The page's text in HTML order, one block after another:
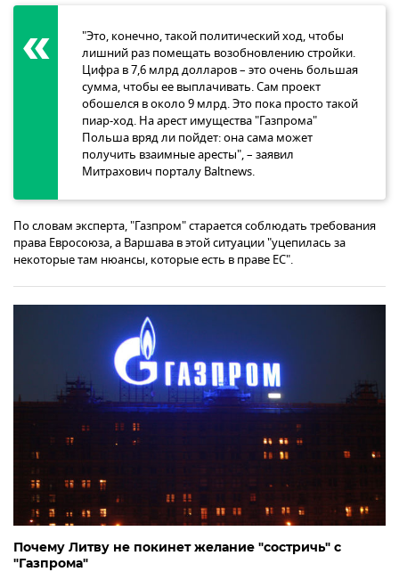
"Это, конечно, такой политический ход, чтобы
лишний раз помещать возобновлению стройки.
Цифра в 7,6 млрд долларов – это очень большая
сумма, чтобы ее выплачивать. Сам проект
обошелся в около 9 млрд. Это пока просто такой
пиар-ход. На арест имущества "Газпрома"
Польша вряд ли пойдет: она сама может
получить взаимные аресты", – заявил
Митрахович порталу Baltnews.
По словам эксперта, "Газпром" старается соблюдать требования
права Евроcоюза, а Варшава в этой ситуации "уцепилась за
некоторые там нюансы, которые есть в праве ЕС".
Почему Литву не покинет желание "состричь" c
"Газпрома"